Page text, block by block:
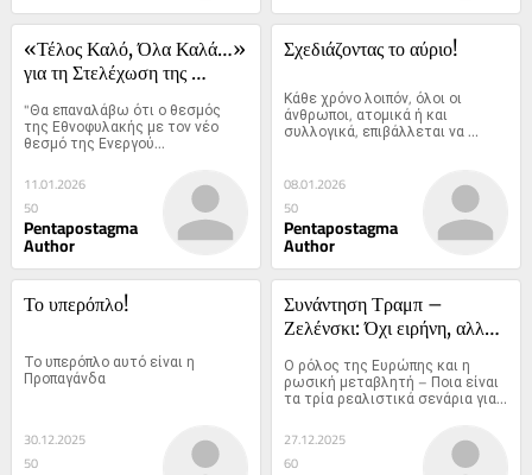
«Τέλος Καλό, Όλα Καλά…»
για τη Στελέχωση της
Εθνοφύλακες
"Θα επαναλάβω ότι ο θεσμός
της Εθνοφυλακής με τον νέο
θεσμό της Ενεργού...
11.01.2026
50
Pentapostagma
Author
Σχεδιάζοντας το αύριο!
Κάθε χρόνο λοιπόν, όλοι οι
άνθρωποι, ατομικά ή και
συλλογικά, επιβάλλεται να
σχεδιάζουμε έγκαιρα τους
πετύχουμε
08.01.2026
50
Pentapostagma
Author
Το υπερόπλο!
Το υπερόπλο αυτό είναι η
Προπαγάνδα
30.12.2025
50
Συνάντηση Τραμπ –
Ζελένσκι: Όχι ειρήνη, αλλά
πολέμου
Ο ρόλος της Ευρώπης και η
ρωσική μεταβλητή – Ποια είναι
τα τρία ρεαλιστικά σενάρια για
την εξέλιξη του πολέμου
27.12.2025
60